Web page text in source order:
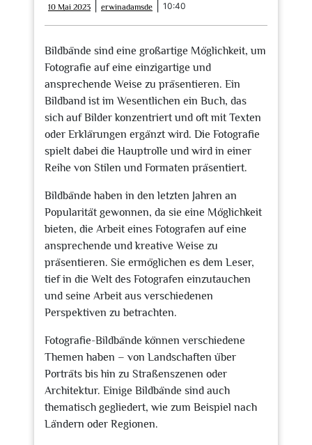
10 Mai 2023
Mai
2023
erwinadamsde erwinadamsde
10:40
Bildbände sind eine großartige Möglichkeit, um
Fotografie auf eine einzigartige und
ansprechende Weise zu präsentieren. Ein
Bildband ist im Wesentlichen ein Buch, das
sich auf Bilder konzentriert und oft mit Texten
oder Erklärungen ergänzt wird. Die Fotografie
spielt dabei die Hauptrolle und wird in einer
Reihe von Stilen und Formaten präsentiert.
Bildbände haben in den letzten Jahren an
Popularität gewonnen, da sie eine Möglichkeit
bieten, die Arbeit eines Fotografen auf eine
ansprechende und kreative Weise zu
präsentieren. Sie ermöglichen es dem Leser,
tief in die Welt des Fotografen einzutauchen
und seine Arbeit aus verschiedenen
Perspektiven zu betrachten.
Fotografie-Bildbände können verschiedene
Themen haben – von Landschaften über
Porträts bis hin zu Straßenszenen oder
Architektur. Einige Bildbände sind auch
thematisch gegliedert, wie zum Beispiel nach
Ländern oder Regionen.